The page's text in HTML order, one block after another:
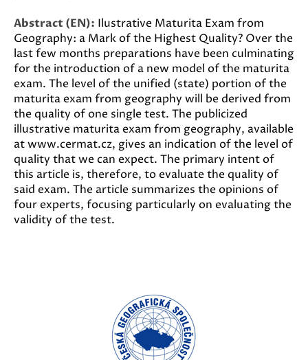
Abstract (EN): Ilustrative Maturita Exam from
Geography: a Mark of the Highest Quality? Over the
last few months preparations have been culminating
for the introduction of a new model of the maturita
exam. The level of the unified (state) portion of the
maturita exam from geography will be derived from
the quality of one single test. The publicized
illustrative maturita exam from geography, available
at www.cermat.cz, gives an indication of the level of
quality that we can expect. The primary intent of
this article is, therefore, to evaluate the quality of
said exam. The article summarizes the opinions of
four experts, focusing particularly on evaluating the
validity of the test.